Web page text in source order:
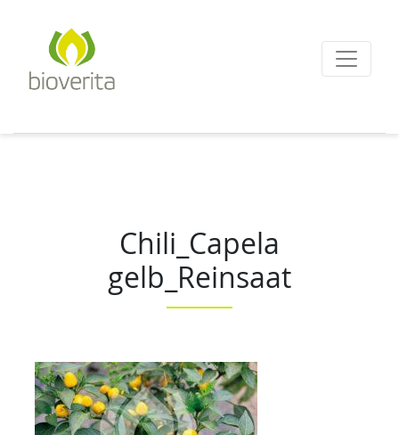
Von der Züchtung bis
Chili_Capela
gelb_Reinsaat